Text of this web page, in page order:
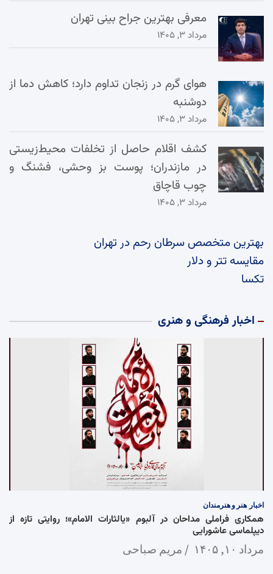
معرفی بهترین جراح بینی تهران
مرداد ۳, ۱۴۰۵
هوای گرم در زنجان تداوم دارد؛ کاهش دما از
دوشنبه
مرداد ۳, ۱۴۰۵
کشف اقلام حاصل از تخلفات محیط‌زیستی
در مازندران؛ پوست بز وحشی، فشنگ و
چوب قاچاق
مرداد ۳, ۱۴۰۵
بهترین متخصص سرطان رحم در تهران
مقایسه تتر و دلار
تکسا
اخبار فرهنگی و هنری
اخبار هنر و هنرمندان
همکاری فراملی مداحان در آلبوم «یالثارات الامام»؛ روایتی تازه از
دیپلماسی عاشورایی
مرداد ۱۰, ۱۴۰۵ مریم صباحی